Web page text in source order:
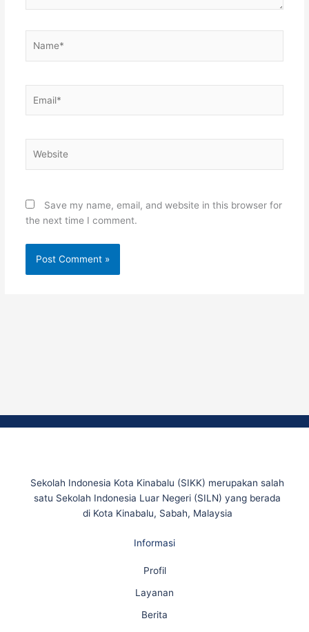
Save my name, email, and website in this browser for
the next time I comment.
Sekolah Indonesia Kota Kinabalu (SIKK) merupakan salah
satu Sekolah Indonesia Luar Negeri (SILN) yang berada
di Kota Kinabalu, Sabah, Malaysia
Informasi
Profil
Layanan
Berita